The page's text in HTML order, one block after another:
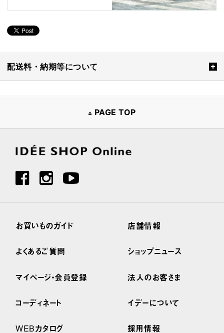
配送料・納期等について
PAGE TOP
お買いものガイド
よくあるご質問
マイページ・会員登録
コーディネート
WEBカタログ
店舗情報
ショップニュース
法人のお客さま
イデーについて
採用情報